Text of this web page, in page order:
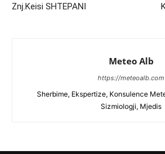
Znj.Keisi SHTEPANI
Meteo Alb
https://meteoalb.com
Sherbime, Ekspertize, Konsulence
Sizmiologji, Mjedis